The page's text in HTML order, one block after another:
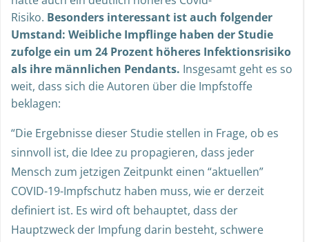
Risiko. Besonders interessant ist auch folgender
Umstand: Weibliche Impflinge haben der Studie
zufolge ein um 24 Prozent höheres Infektionsrisiko
als ihre männlichen Pendants. Insgesamt geht es so
weit, dass sich die Autoren über die Impfstoffe
beklagen:
“Die Ergebnisse dieser Studie stellen in Frage, ob es
sinnvoll ist, die Idee zu propagieren, dass jeder
Mensch zum jetzigen Zeitpunkt einen “aktuellen”
COVID-19-Impfschutz haben muss, wie er derzeit
definiert ist. Es wird oft behauptet, dass der
Hauptzweck der Impfung darin besteht, schwere